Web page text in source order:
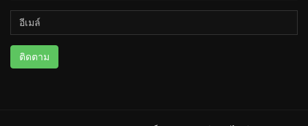
ติดตาม